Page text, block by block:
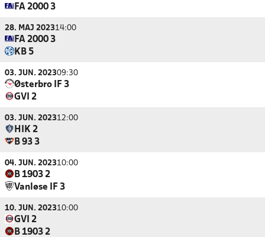
FA 2000 3
28. MAJ 202314:00
FA 2000 3
KB 5
03. JUN. 202309:30
Østerbro IF 3
GVI 2
03. JUN. 202312:00
HIK 2
B 93 3
04. JUN. 202310:00
B 1903 2
Vanløse IF 3
10. JUN. 202310:00
GVI 2
B 1903 2